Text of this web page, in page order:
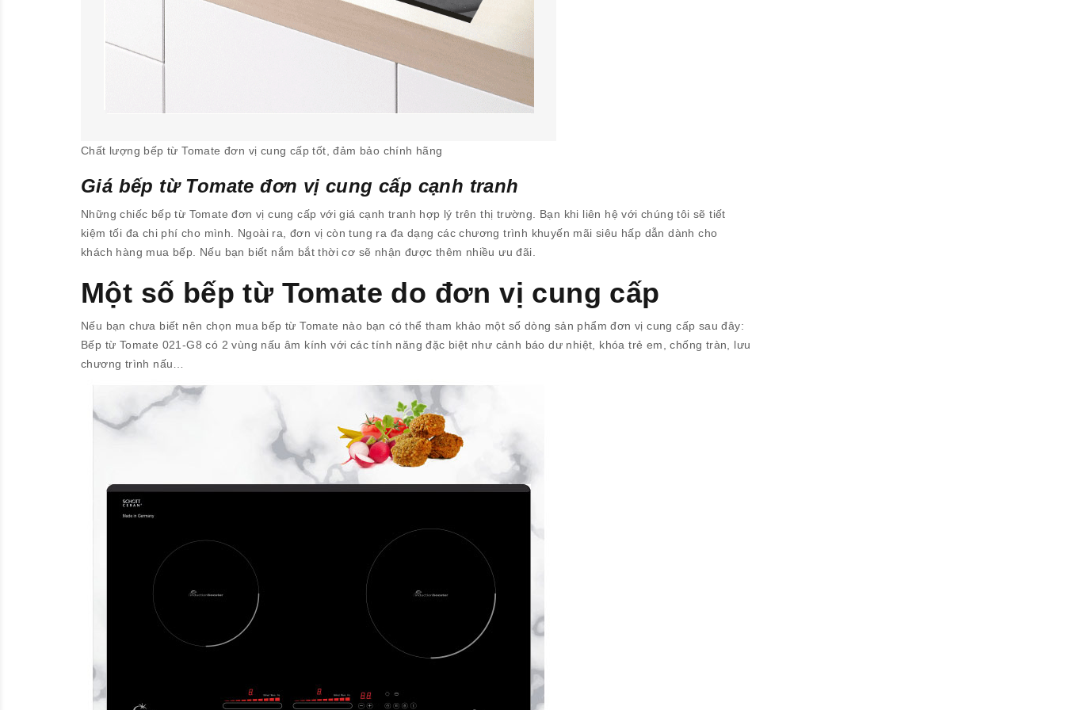
Chất lượng bếp từ Tomate đơn vị cung cấp tốt, đảm bảo chính hãng
Giá bếp từ Tomate đơn vị cung cấp cạnh tranh
Những chiếc bếp từ Tomate đơn vị cung cấp với giá cạnh tranh hợp lý trên thị trường. Bạn khi liên hệ với chúng tôi sẽ tiết
kiệm tối đa chi phí cho mình. Ngoài ra, đơn vị còn tung ra đa dạng các chương trình khuyến mãi siêu hấp dẫn dành cho
khách hàng mua bếp. Nếu bạn biết nắm bắt thời cơ sẽ nhận được thêm nhiều ưu đãi.
Một số bếp từ Tomate do đơn vị cung cấp
Nếu bạn chưa biết nên chọn mua bếp từ Tomate nào bạn có thể tham khảo một số dòng sản phẩm đơn vị cung cấp sau đây:
Bếp từ Tomate 021-G8 có 2 vùng nấu âm kính với các tính năng đặc biệt như cảnh báo dư nhiệt, khóa trẻ em, chống tràn, lưu
chương trình nấu…